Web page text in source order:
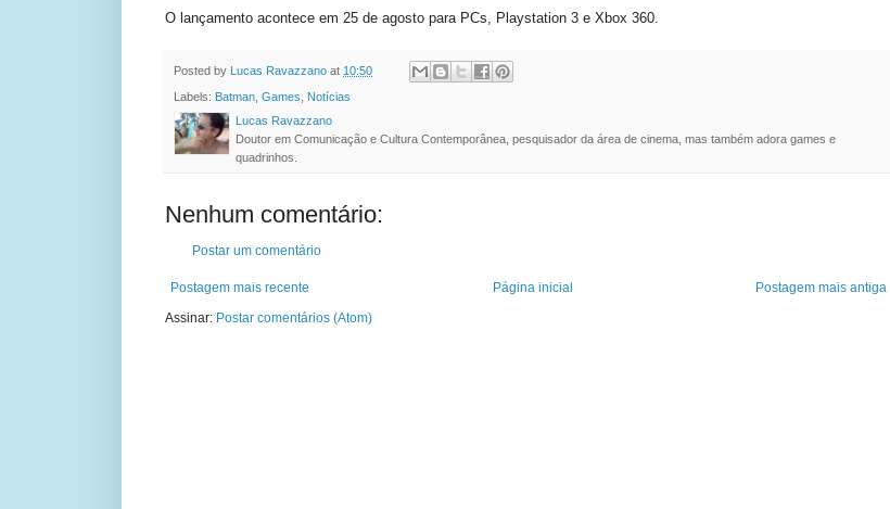
O lançamento acontece em 25 de agosto para PCs, Playstation 3 e Xbox 360.
Posted by Lucas Ravazzano at 10:50
Labels: Batman Games
Notícias
Lucas Ravazzano
Doutor em Comunicação e Cultura Contemporânea, pesquisador da área de cinema, mas também adora games e
quadrinhos.
Nenhum comentário:
Postar um comentário
Postagem mais recente Postagem mais antiga
Página inicial
Assinar: Postar comentários (Atom)